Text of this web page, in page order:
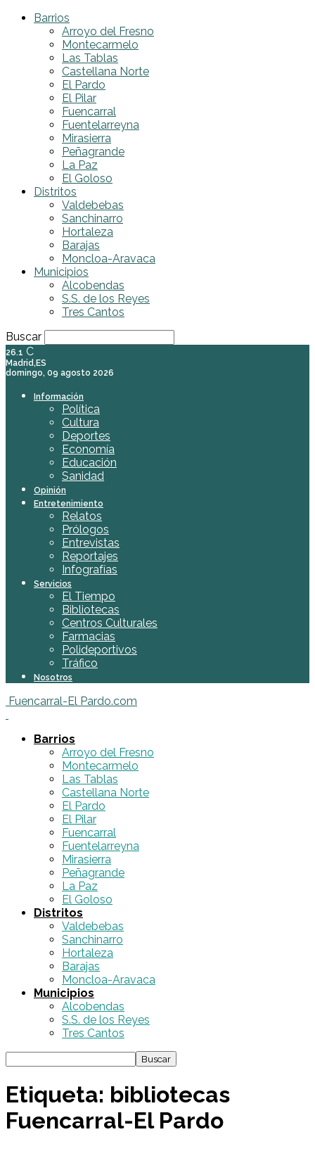
Barrios
Arroyo del Fresno
Montecarmelo
Las Tablas
Castellana Norte
El Pardo
El Pilar
Fuencarral
Fuentelarreyna
Mirasierra
Peñagrande
La Paz
El Goloso
Distritos
Valdebebas
Sanchinarro
Hortaleza
Barajas
Moncloa-Aravaca
Municipios
Alcobendas
S.S. de los Reyes
Tres Cantos
Buscar
26.1 C
Madrid,ES
domingo, 09 agosto 2026
Información
Política
Cultura
Deportes
Economía
Educación
Sanidad
Opinión
Entretenimiento
Relatos
Prólogos
Entrevistas
Reportajes
Infografías
Servicios
El Tiempo
Bibliotecas
Centros Culturales
Farmacias
Polideportivos
Tráfico
Nosotros
Fuencarral-El Pardo.com
Barrios
Arroyo del Fresno
Montecarmelo
Las Tablas
Castellana Norte
El Pardo
El Pilar
Fuencarral
Fuentelarreyna
Mirasierra
Peñagrande
La Paz
El Goloso
Distritos
Valdebebas
Sanchinarro
Hortaleza
Barajas
Moncloa-Aravaca
Municipios
Alcobendas
S.S. de los Reyes
Tres Cantos
Etiqueta: bibliotecas
Fuencarral-El Pardo